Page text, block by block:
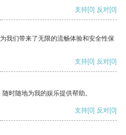
支持[0] 反对[0]
我们带来了无限的流畅体验和安全性保
支持[0] 反对[0]
时随地为我的娱乐提供帮助。
支持[0] 反对[0]